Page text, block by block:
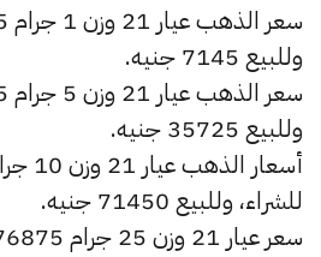
وللبيع 7145 جنيه.
وللبيع 35725 جنيه.
للشراء، وللبيع 71450 جنيه.